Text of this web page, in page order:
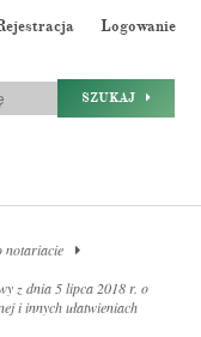
Logowanie
SZUKAJ
notariacie
z dnia 5 lipca 2018 r. o
i innych ułatwieniach